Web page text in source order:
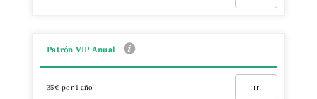
Patrón VIP Anual
35€ por 1 año Ir